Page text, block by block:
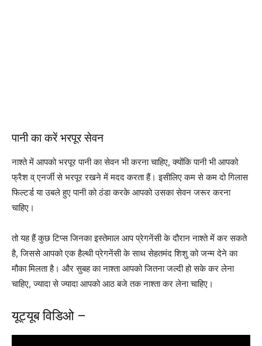
पानी का करें भरपूर सेवन
नाश्ते में आपको भरपूर पानी का सेवन भी करना चाहिए, क्योंकि पानी भी आपको
फ्रैश व् एनर्जी से भरपूर रखने में मदद करता हैं। इसीलिए कम से कम दो गिलास
फिल्टर्ड या उबले हुए पानी को ठंडा करके आपको उसका सेवन जरूर करना
चाहिए।
तो यह हैं कुछ टिप्स जिनका इस्तेमाल आप प्रेगनेंसी के दौरान नाश्ते में कर सकते
है, जिससे आपको एक हैल्थी प्रेगनेंसी के साथ सेहतमंद शिशु को जन्म देने का
मौका मिलता है। और सुबह का नाश्ता आपको जितना जल्दी हो सके कर लेना
चाहिए, ज्यादा से ज्यादा आपको आठ बजे तक नाश्ता कर लेना चाहिए।
यूट्यूब विडिओ –